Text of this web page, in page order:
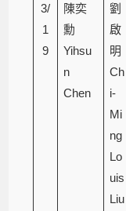
3/
1
9
陳奕
勳
Yihsu
n
Chen
劉
啟
明
Ch
i-
Mi
ng
Lo
uis
Liu